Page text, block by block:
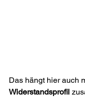
Das hängt hier auch
Widerstandsprofil